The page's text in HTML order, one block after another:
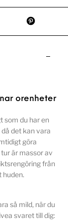
orenheter
som du har en
det kan vara
göra
är massor av
från
huden.
så mild, när du
svaret till dig: